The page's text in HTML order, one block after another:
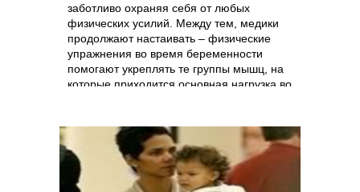
заботливо охраняя себя от любых
физических усилий. Между тем, медики
продолжают настаивать – физические
упражнения во время беременности
помогают укреплять те группы мышц, на
которые приходится основная нагрузка во
Врачи знают и норму – не менее 150
минут умеренной нагрузки в неделю.